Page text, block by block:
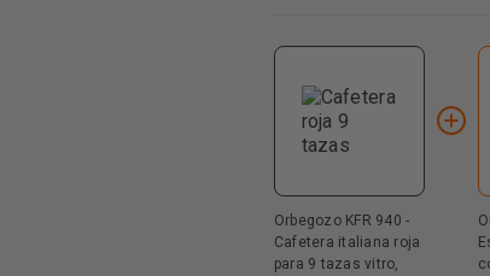
Orbegozo KFR 940 -
Cafetera italiana roja
para 9 tazas vitro,